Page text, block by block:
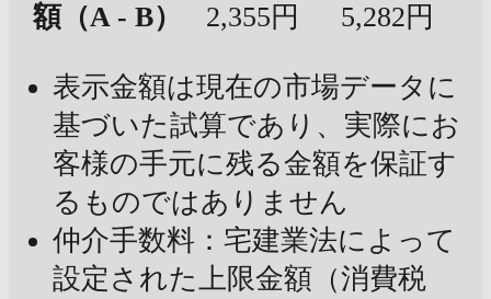
額（A - B）
2,355円
5,282円
表示金額は現在の市場データに
基づいた試算であり、実際にお
客様の手元に残る金額を保証す
るものではありません
仲介手数料：宅建業法によって
設定された上限金額（消費税